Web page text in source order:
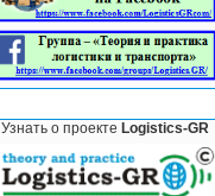
Узнать о проекте Logistics-GR